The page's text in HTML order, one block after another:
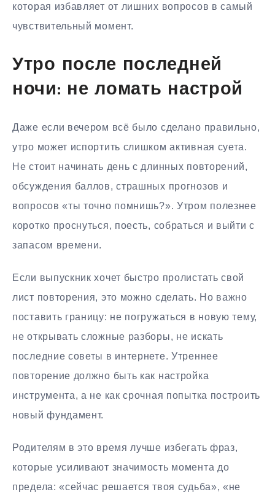
которая избавляет от лишних вопросов в самый
чувствительный момент.
Утро после последней
ночи: не ломать настрой
Даже если вечером всё было сделано правильно,
утро может испортить слишком активная суета.
Не стоит начинать день с длинных повторений,
обсуждения баллов, страшных прогнозов и
вопросов «ты точно помнишь?». Утром полезнее
коротко проснуться, поесть, собраться и выйти с
запасом времени.
Если выпускник хочет быстро пролистать свой
лист повторения, это можно сделать. Но важно
поставить границу: не погружаться в новую тему,
не открывать сложные разборы, не искать
последние советы в интернете. Утреннее
повторение должно быть как настройка
инструмента, а не как срочная попытка построить
новый фундамент.
Родителям в это время лучше избегать фраз,
которые усиливают значимость момента до
предела: «сейчас решается твоя судьба», «не